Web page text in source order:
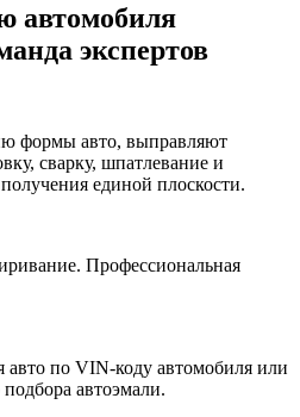
автомобиля
экспертов
формы авто, выправляют
сварку, шпатлевание и
единой плоскости.
Профессиональная
по VIN-коду автомобиля или
автоэмали.